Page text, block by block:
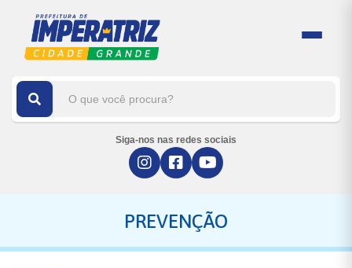
Siga-nos nas redes sociais
PREVENÇÃO